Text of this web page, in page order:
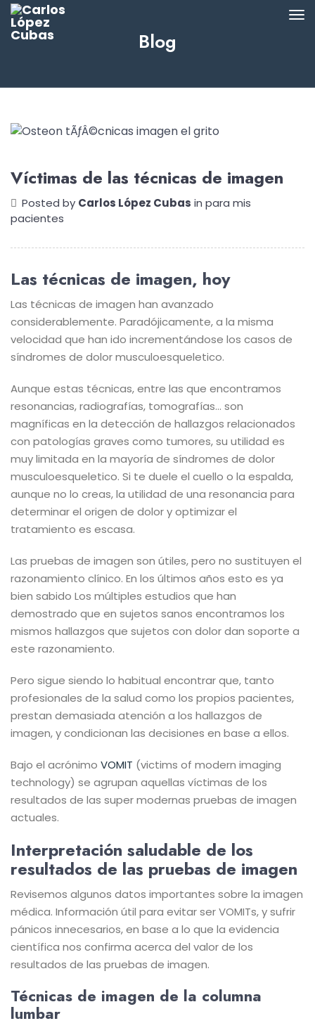
Blog
Víctimas de las técnicas de imagen
Posted by Carlos López Cubas in para mis
pacientes
Las técnicas de imagen, hoy
Las técnicas de imagen han avanzado
considerablemente. Paradójicamente, a la misma
velocidad que han ido incrementándose los casos de
síndromes de dolor musculoesqueletico.
Aunque estas técnicas, entre las que encontramos
resonancias, radiografías, tomografías… son
magníficas en la detección de hallazgos relacionados
con patologías graves como tumores, su utilidad es
muy limitada en la mayoría de síndromes de dolor
musculoesqueletico. Si te duele el cuello o la espalda,
aunque no lo creas, la utilidad de una resonancia para
determinar el origen de dolor y optimizar el
tratamiento es escasa.
Las pruebas de imagen son útiles, pero no sustituyen el
razonamiento clínico. En los últimos años esto es ya
bien sabido Los múltiples estudios que han
demostrado que en sujetos sanos encontramos los
mismos hallazgos que sujetos con dolor dan soporte a
este razonamiento.
Pero sigue siendo lo habitual encontrar que, tanto
profesionales de la salud como los propios pacientes,
prestan demasiada atención a los hallazgos de
imagen, y condicionan las decisiones en base a ellos.
Bajo el acrónimo VOMIT (victims of modern imaging
technology) se agrupan aquellas víctimas de los
resultados de las super modernas pruebas de imagen
actuales.
Interpretación saludable de los
resultados de las pruebas de imagen
Revisemos algunos datos importantes sobre la imagen
médica. Información útil para evitar ser VOMITs, y sufrir
pánicos innecesarios, en base a lo que la evidencia
científica nos confirma acerca del valor de los
resultados de las pruebas de imagen.
Técnicas de imagen de la columna
lumbar